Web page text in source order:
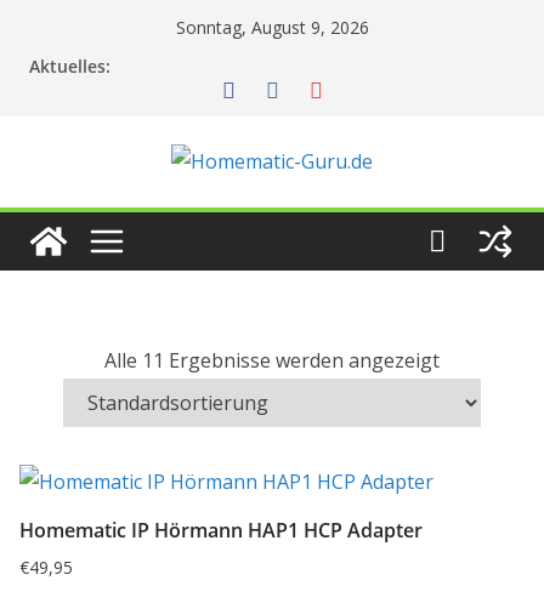
Sonntag, August 9, 2026
Aktuelles:
Alle 11 Ergebnisse werden angezeigt
Homematic IP Hörmann HAP1 HCP Adapter
€49,95